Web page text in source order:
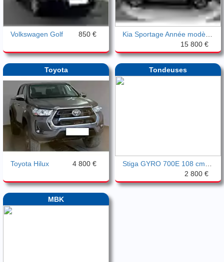
Volkswagen Golf 850 €
15 800 €
Toyota
Toyota Hilux 4 800 €
Tondeuses
2 800 €
MBK